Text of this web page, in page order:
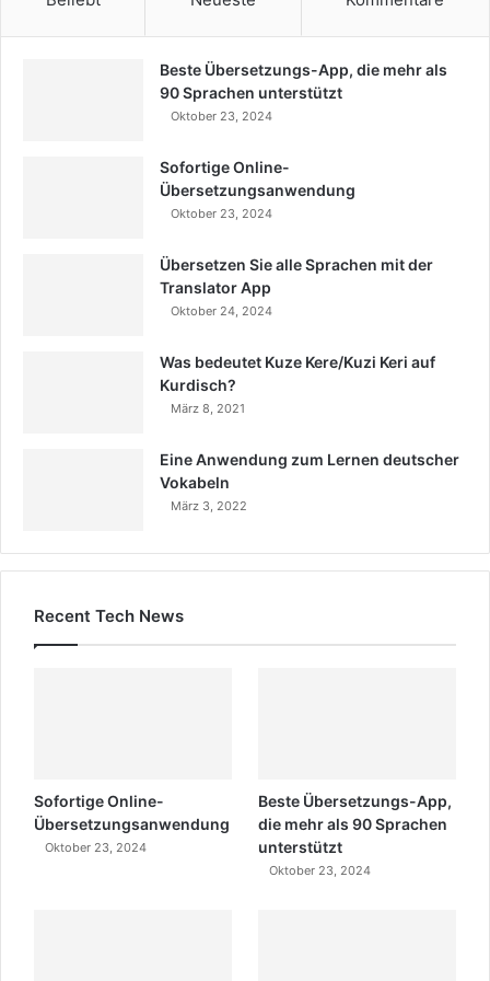
Beste Übersetzungs-App, die mehr als
90 Sprachen unterstützt
Oktober 23, 2024
Sofortige Online-
Übersetzungsanwendung
Oktober 23, 2024
Übersetzen Sie alle Sprachen mit der
Translator App
Oktober 24, 2024
Was bedeutet Kuze Kere/Kuzi Keri auf
Kurdisch?
März 8, 2021
Eine Anwendung zum Lernen deutscher
Vokabeln
März 3, 2022
Recent Tech News
Sofortige Online-
Übersetzungsanwendung
Oktober 23, 2024
Beste Übersetzungs-App,
die mehr als 90 Sprachen
unterstützt
Oktober 23, 2024